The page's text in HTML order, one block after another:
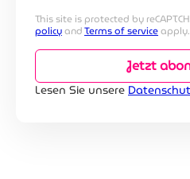
This site is protected by
policyandTerms of serviceapply.
Jetzt
Lesen Sie unsere